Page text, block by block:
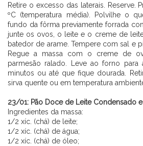
Retire o excesso das laterais. Reserve.
ºC (temperatura média). Polvilhe o
fundo da fôrma previamente forrada
junte os ovos, o leite e o creme de
batedor de arame. Tempere com sal e
Regue a massa com o creme de
parmesão ralado. Leve ao forno
minutos ou até que fique dourada.
sirva quente ou em temperatura
23/01: Pão Doce de Leite Condensado
Ingredientes da massa:
1/2 xíc. (chá) de leite;
1/2 xíc. (chá) de água;
1/2 xíc. (chá) de óleo;